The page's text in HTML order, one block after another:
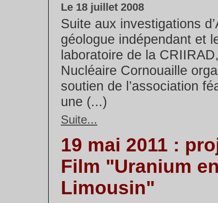
Le 18 juillet 2008
Suite aux investigations
géologue indépendant et
laboratoire de la
Nucléaire Cornouaille
soutien de l’association
une (...)
Suite...
19 mai 2011 :
Film "Uranium
Limousin"